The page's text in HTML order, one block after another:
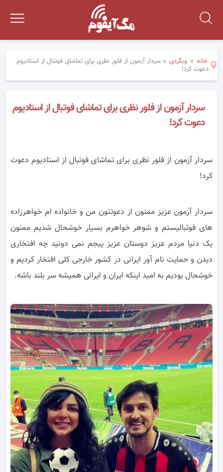
خانه » وبگردی »سردار آزمون از فلور نظری برای تماشای فوتبال از استادیوم
دعوت کرد!
سردار آزمون از فلور نظری برای تماشای فوتبال از استادیوم
دعوت کرد!
سردار آزمون از فلور نظری برای تماشای فوتبال از استادیوم دعوت
کرد!
سردار آزمون عزیز ممنون از دعوتتون من و خانواده ام خواهرزاده
های فوتبالیستم و شوهر خواهرم بسیار خوشحال شدیم ممنون
یک دنیا مردم عزیز دوستان عزیز پیجم نمی دونید چه افتخاری
دیدن و حمایت نام آور ایرانی در کشور خارجی کلی افتخار کردیم و
خوشحال بودیم به امید اینکه ایران و ایرانی همیشه سر بلند باشه.